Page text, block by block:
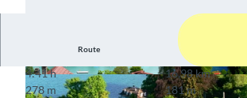
© Pilgerwege Schweiz © Pilgerwege
Route
4:41 h
16,98 km
278 m
181 m